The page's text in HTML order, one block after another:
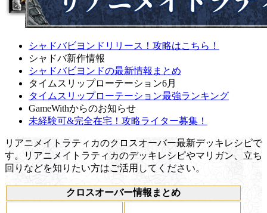
シャドバビヨンドリリース！攻略はこちら！
シャドバ新作情報
シャドバビヨンドの最新情報まとめ
タイムスリップローテーション6月
タイムスリップローテーション最強ランキング
GameWithからのお知らせ
未経験可&完全在宅！攻略ライター募集！
リアニメイトラティカのクロスオーバー最新デッキレシピで
す。リアニメイトラティカのデッキレシピやマリガン、立ち
回りなどを知りたい方はご活用してください。
クロスオーバー情報まとめ